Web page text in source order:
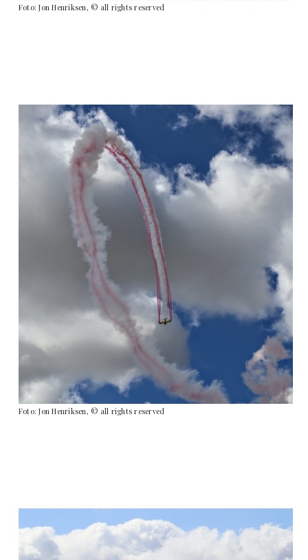
Foto: Jon Henriksen, © all rights reserved
Foto: Jon Henriksen, © all rights reserved